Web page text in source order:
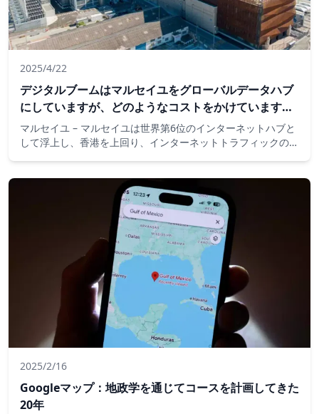
2025/4/22
デジタルブームはマルセイユをグローバルデータハブ
にしていますが、どのようなコストをかけています
か？
マルセイユ – マルセイユは世界第6位のインターネットハブと
して浮上し、香港を上回り、インターネットトラフィックの世
提起しているため、この拡張には論争がないわけではありませ
2025/2/16
Googleマップ：地政学を通じてコースを計画してきた
20年